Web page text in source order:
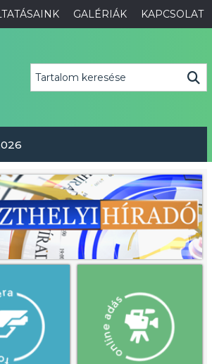
GALÉRIÁK KAPCSOLAT